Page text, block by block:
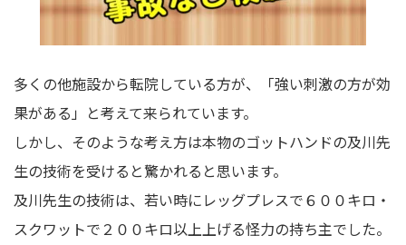
多くの他施設から転院している方が、「強い刺激の方が効
果がある」と考えて来られています。
しかし、そのような考え方は本物のゴットハンドの及川先
生の技術を受けると驚かれると思います。
及川先生の技術は、若い時にレッグプレスで６００キロ・
スクワットで２００キロ以上上げる怪力の持ち主でした。